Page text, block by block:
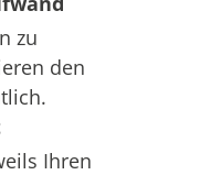
zu
den
Ihren